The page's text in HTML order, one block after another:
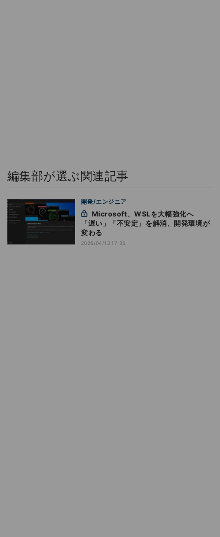
編集部が選ぶ関連記事
開発/エンジニア
「遅い」「不安定」を解消、開発環境が
変わる
2026/04/13 17:35